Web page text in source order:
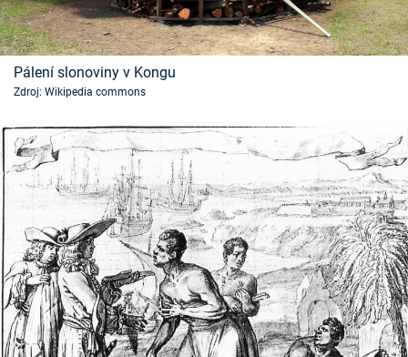
Pálení slonoviny v Kongu
Zdroj: Wikipedia commons